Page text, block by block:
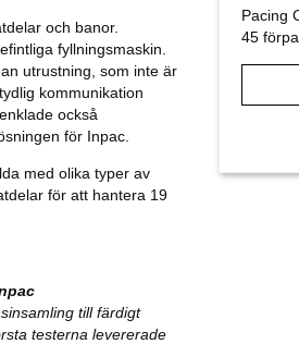
och banor.
fyllningsmaskin.
utrustning, som inte är
kommunikation
också
för Inpac.
med olika typer av
för att hantera 19
till färdigt
testerna levererade
Pacing
45